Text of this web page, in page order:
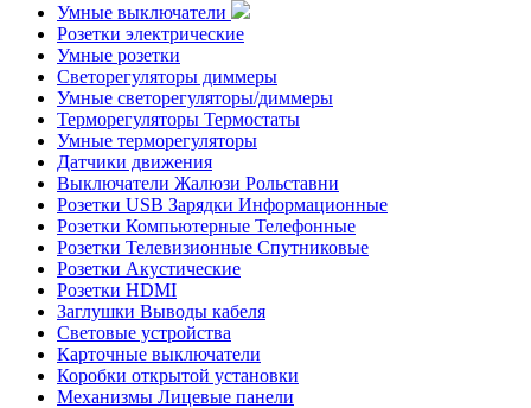
Умные выключатели
Розетки электрические
Умные розетки
Светорегуляторы диммеры
Умные светорегуляторы/диммеры
Терморегуляторы Термостаты
Умные терморегуляторы
Датчики движения
Выключатели Жалюзи Рольставни
Розетки USB Зарядки Информационные
Розетки Компьютерные Телефонные
Розетки Телевизионные Спутниковые
Розетки Акустические
Розетки HDMI
Заглушки Выводы кабеля
Световые устройства
Карточные выключатели
Коробки открытой установки
Механизмы Лицевые панели